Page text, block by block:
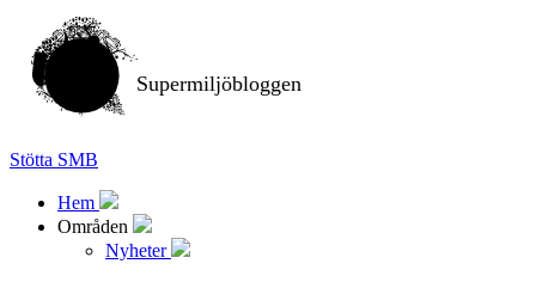
Supermiljöbloggen
Stötta SMB
Hem
Områden
Nyheter